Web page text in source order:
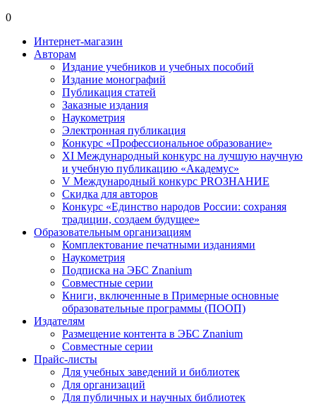
0
Интернет-магазин
Авторам
Издание учебников и учебных пособий
Издание монографий
Публикация статей
Заказные издания
Наукометрия
Электронная публикация
Конкурс «Профессиональное образование»
XI Международный конкурс на лучшую научную
и учебную публикацию «Академус»
V Международный конкурс PROЗНАНИЕ
Скидка для авторов
Конкурс «Единство народов России: сохраняя
традиции, создаем будущее»
Образовательным организациям
Комплектование печатными изданиями
Наукометрия
Подписка на ЭБС Znanium
Совместные серии
Книги, включенные в Примерные основные
образовательные программы (ПООП)
Издателям
Размещение контента в ЭБС Znanium
Совместные серии
Прайс-листы
Для учебных заведений и библиотек
Для организаций
Для публичных и научных библиотек